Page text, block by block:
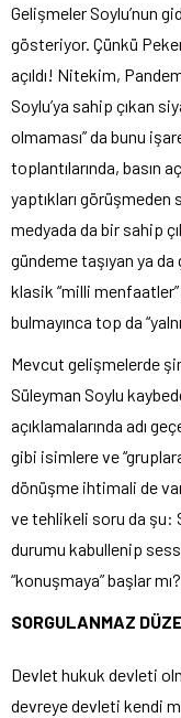
Gelişmeler Soylu’nun
gösteriyor. Çünkü Peker
açıldı! Nitekim,
Soylu’ya sahip çıkan
olmaması” da bunu
toplantılarında, basın
yaptıkları görüşmeden
medyada da bir sahip
gündeme taşıyan ya
klasik “milli
bulmayınca top da
Mevcut gelişmelerde
Süleyman Soylu
açıklamalarında adı
gibi isimlere ve
dönüşme ihtimali de
ve tehlikeli soru da şu:
durumu kabullenip
“konuşmaya” başlar
SORGULANMAZ
Devlet hukuk devleti
devreye devleti kendi